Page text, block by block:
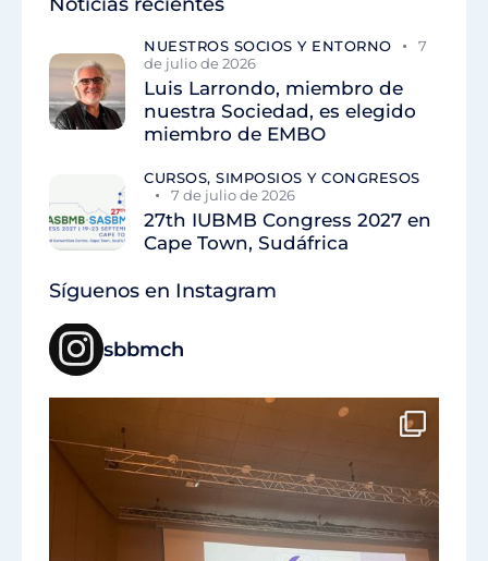
Noticias recientes
NUESTROS SOCIOS Y ENTORNO
7
de julio de 2026
Luis Larrondo, miembro de
nuestra Sociedad, es elegido
miembro de EMBO
CURSOS, SIMPOSIOS Y CONGRESOS
7 de julio de 2026
27th IUBMB Congress 2027 en
Cape Town, Sudáfrica
Síguenos en Instagram
sbbmch